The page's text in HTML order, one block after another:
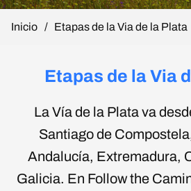
Inicio / Etapas de la Via de la Plata
Etapas de la Via
La Vía de la Plata va
Santiago de
Andalucía, Extremadura,
Galicia. En Follow the